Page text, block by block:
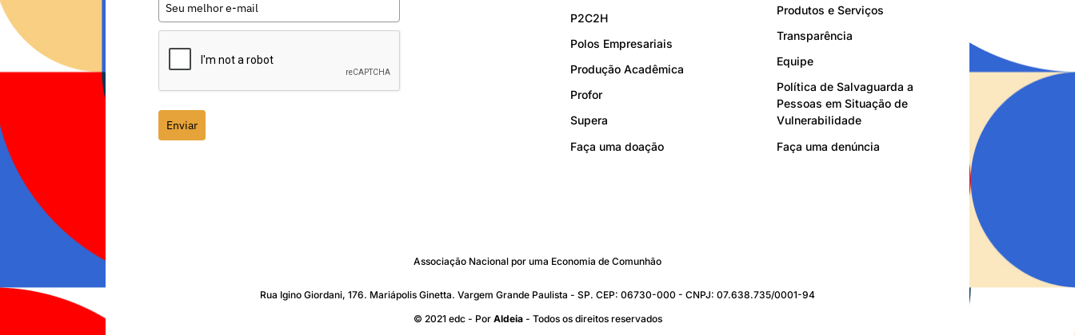
Enviar
P2C2H
Polos Empresariais
Produção Acadêmica
Profor
Supera
Faça uma doação
Produtos e Serviços
Transparência
Equipe
Política de Salvaguarda a
Pessoas em Situação de
Vulnerabilidade
Faça uma denúncia
Associação Nacional por uma Economia de Comunhão
Rua Igino Giordani, 176. Mariápolis Ginetta. Vargem Grande Paulista - SP. CEP: 06730-000 - CNPJ: 07.638.735/0001-94
© 2021 edc - Por Aldeia- Todos os direitos reservados